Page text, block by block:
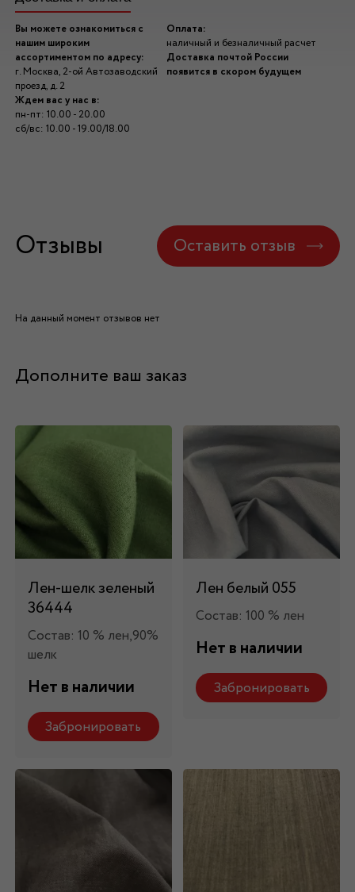
Вы можете ознакомиться с
нашим широким
ассортиментом по адресу:
г. Москва, 2-ой Автозаводский
проезд, д. 2
Ждем вас у нас в:
пн-пт: 10.00 - 20.00
сб/вс: 10.00 - 19.00/18.00
Оплата:
наличный и безналичный расчет
Доставка почтой России
появится в скором будущем
Отзывы Оставить отзыв
На данный момент отзывов нет
Дополните ваш заказ
Лен-шелк зеленый
36444
Состав: 10 % лен,90%
шелк
Нет в наличии
Забронировать
Лен белый 055
Состав: 100 % лен
Нет в наличии
Забронировать